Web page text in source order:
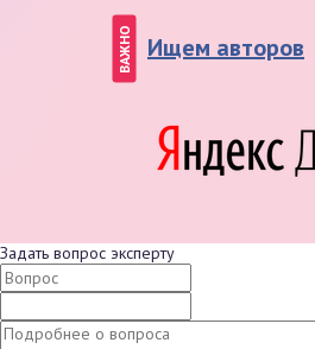
ВАЖНО Ищем авторов
Задать вопрос эксперту